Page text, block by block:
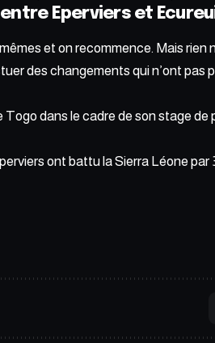
entre Eperviers et
et on recommence. Mais rien
des changements qui n’ont pas
Togo dans le cadre de son stage
ont battu la Sierra Léone par